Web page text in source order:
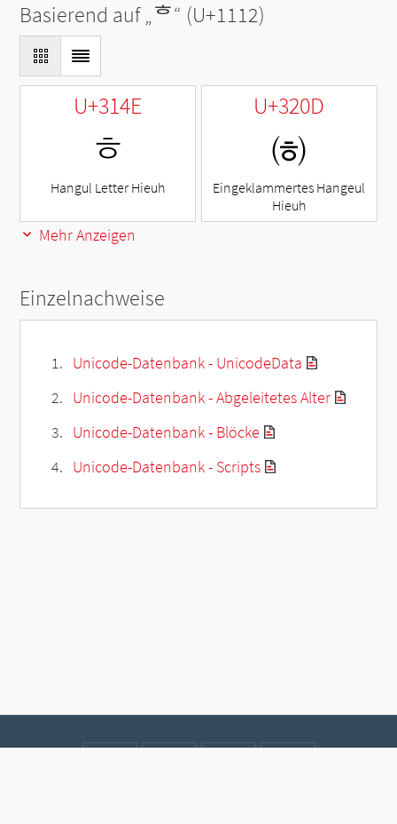
Basierend auf „ᄒ“ (U+1112)
U+314E
ㅎ
Hangul Letter Hieuh
U+320D
㈍
Eingeklammertes Hangeul
Hieuh
Mehr Anzeigen
Einzelnachweise
Unicode-Datenbank - UnicodeData
Unicode-Datenbank - Abgeleitetes Alter
Unicode-Datenbank - Blöcke
Unicode-Datenbank - Scripts